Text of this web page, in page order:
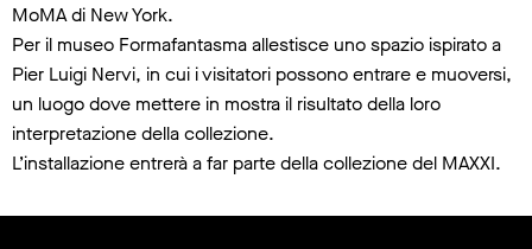
MoMA di New York.
Per il museo Formafantasma allestisce uno spazio ispirato a
Pier Luigi Nervi, in cui i visitatori possono entrare e muoversi,
un luogo dove mettere in mostra il risultato della loro
interpretazione della collezione.
L’installazione entrerà a far parte della collezione del MAXXI.